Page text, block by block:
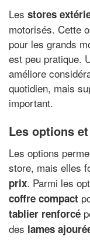
Les stores
motorisés. Cette
pour les grands
est peu pratique.
améliore
quotidien, mais
important.
Les options
Les options
store, mais elles
prix. Parmi les
coffre compact
tablier renforcé
des lames